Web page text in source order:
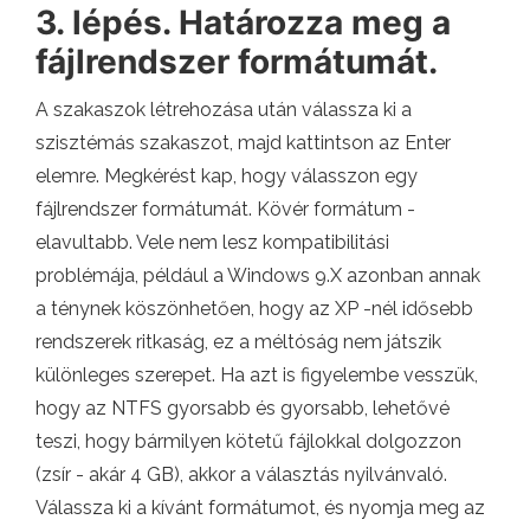
3. lépés. Határozza meg a
fájlrendszer formátumát.
A szakaszok létrehozása után válassza ki a
szisztémás szakaszot, majd kattintson az Enter
elemre. Megkérést kap, hogy válasszon egy
fájlrendszer formátumát. Kövér formátum -
elavultabb. Vele nem lesz kompatibilitási
problémája, például a Windows 9.X azonban annak
a ténynek köszönhetően, hogy az XP -nél idősebb
rendszerek ritkaság, ez a méltóság nem játszik
különleges szerepet. Ha azt is figyelembe vesszük,
hogy az NTFS gyorsabb és gyorsabb, lehetővé
teszi, hogy bármilyen kötetű fájlokkal dolgozzon
(zsír - akár 4 GB), akkor a választás nyilvánvaló.
Válassza ki a kívánt formátumot, és nyomja meg az